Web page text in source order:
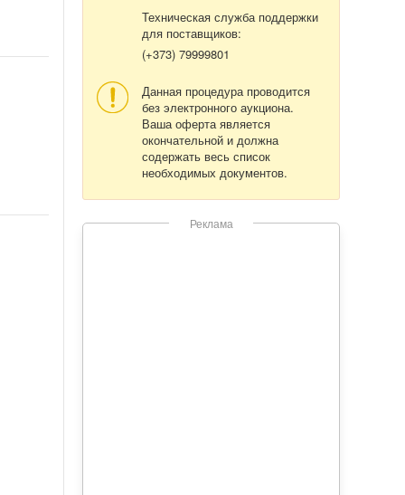
Техническая служба поддержки
для поставщиков:
(+373) 79999801
Данная процедура проводится
без электронного аукциона.
Ваша оферта является
окончательной и должна
содержать весь список
необходимых документов.
Реклама